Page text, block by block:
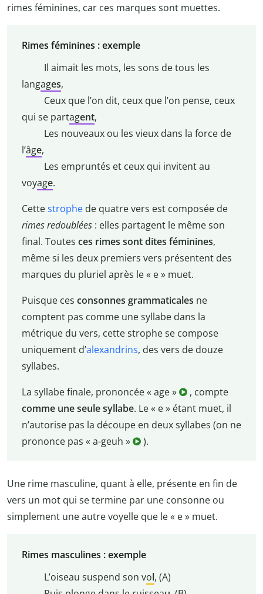
rimes féminines, car ces marques sont muettes.
Rimes féminines : exemple
Il aimait les mots, les sons de tous les
langages,
Ceux que l’on dit, ceux que l’on pense, ceux
qui se partagent,
Les nouveaux ou les vieux dans la force de
l’âge,
Les empruntés et ceux qui invitent au
voyage.
Cettestrophede quatre vers est composée de
rimes redoublées: elles partagent le même son
final. Toutes ces rimes sont dites féminines,
même si les deux premiers vers présentent des
marques du pluriel après le « e » muet.
Puisque ces consonnes grammaticales ne
comptent pas comme une syllabe dans la
métrique du vers, cette strophe se compose
uniquement d’alexandrins, des vers de douze
syllabes.
La syllabe finale, prononcée « age »
, compte
comme une seule syllabe. Le « e » étant muet, il
n’autorise pas la découpe en deux syllabes (on ne
prononce pas « a-geuh »
).
Une rime masculine, quant à elle, présente en fin de
vers un mot qui se termine par une consonne ou
simplement une autre voyelle que le « e » muet.
Rimes masculines : exemple
L’oiseau suspend son vol, (A)